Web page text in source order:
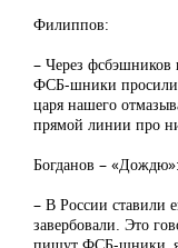
Филиппов:
– Через фсбэшников
ФСБ-шники просили
царя нашего
прямой линии про
Богданов – «Дождю»:
– В России ставили
завербовали. Это